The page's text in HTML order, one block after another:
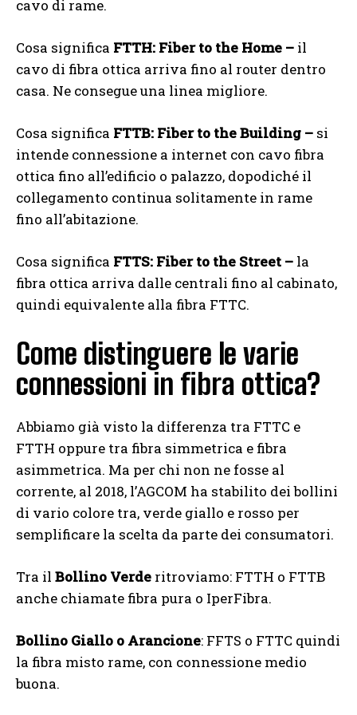
cavo di rame.
Cosa significa FTTH: Fiber to the Home – il
cavo di fibra ottica arriva fino al router dentro
casa. Ne consegue una linea migliore.
Cosa significa FTTB: Fiber to the Building – si
intende connessione a internet con cavo fibra
ottica fino all’edificio o palazzo, dopodiché il
collegamento continua solitamente in rame
fino all’abitazione.
Cosa significa FTTS: Fiber to the Street – la
fibra ottica arriva dalle centrali fino al cabinato,
quindi equivalente alla fibra FTTC.
Come distinguere le varie
connessioni in fibra ottica?
Abbiamo già visto la differenza tra FTTC e
FTTH oppure tra fibra simmetrica e fibra
asimmetrica. Ma per chi non ne fosse al
corrente, al 2018, l’AGCOM ha stabilito dei bollini
di vario colore tra, verde giallo e rosso per
semplificare la scelta da parte dei consumatori.
Tra il Bollino Verde ritroviamo: FTTH o FTTB
anche chiamate fibra pura o IperFibra.
Bollino Giallo o Arancione: FFTS o FTTC quindi
la fibra misto rame, con connessione medio
buona.